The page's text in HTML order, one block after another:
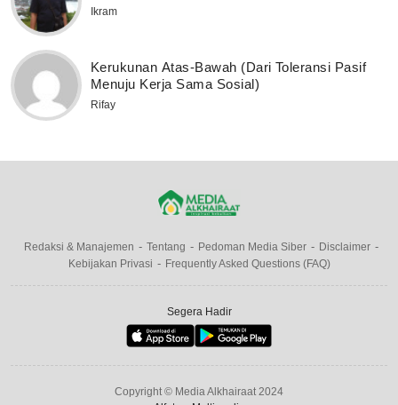
Ikram
Kerukunan Atas-Bawah (Dari Toleransi Pasif
Menuju Kerja Sama Sosial)
Rifay
Redaksi & Manajemen Tentang Pedoman Media Siber
Disclaimer
Kebijakan Privasi
Frequently Asked Questions (FAQ)
Segera Hadir
Copyright © Media Alkhairaat 2024